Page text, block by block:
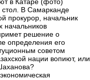
В Самарканде
прокурор, начальник
начальников
решение о
определения его
советом
нации вопиют, или